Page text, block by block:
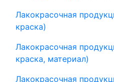
Лакокрасочная
краска)
Лакокрасочная
краска, материал)
Лакокрасочная